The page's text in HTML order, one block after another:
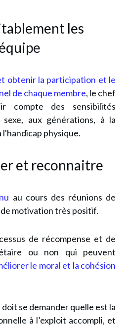
les
obtenir la participation et le
de chaque membre, le chef
compte des sensibilités
aux générations, à la
l'handicap physique.
et reconnaitre
au cours des réunions de
motivation très positif.
de récompense et de
ou non qui peuvent
le moral et la cohésion
se demander quelle est la
à l’exploit accompli, et